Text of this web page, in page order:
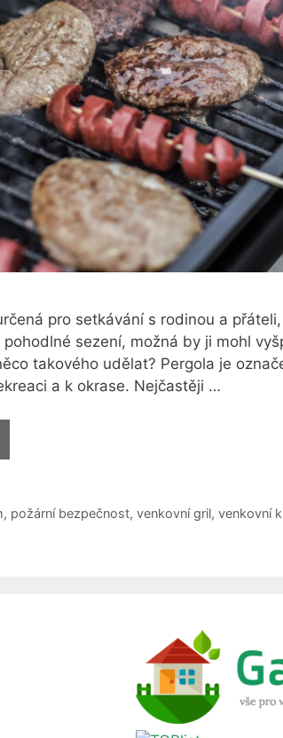
pro setkávání s rodinou a
sezení, možná by ji mohl
takového udělat? Pergola je
a k okrase. Nejčastěji …
, požární bezpečnost, venkovní gril, venkovní